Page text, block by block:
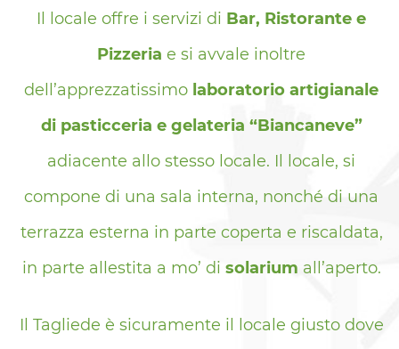
Il locale offre i servizi di Bar, Ristorante e
Pizzeria e si avvale inoltre
dell’apprezzatissimo laboratorio artigianale
di pasticceria e gelateria “Biancaneve”
adiacente allo stesso locale. Il locale, si
compone di una sala interna, nonché di una
terrazza esterna in parte coperta e riscaldata,
in parte allestita a mo’ di solarium all’aperto.
Il Tagliede è sicuramente il locale giusto dove